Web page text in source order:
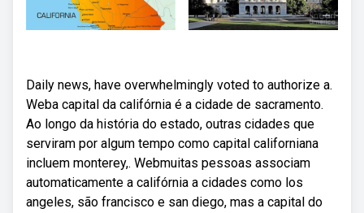
Daily news, have overwhelmingly voted to authorize a.
Weba capital da califórnia é a cidade de sacramento.
Ao longo da história do estado, outras cidades que
serviram por algum tempo como capital californiana
incluem monterey,. Webmuitas pessoas associam
automaticamente a califórnia a cidades como los
angeles, são francisco e san diego, mas a capital do